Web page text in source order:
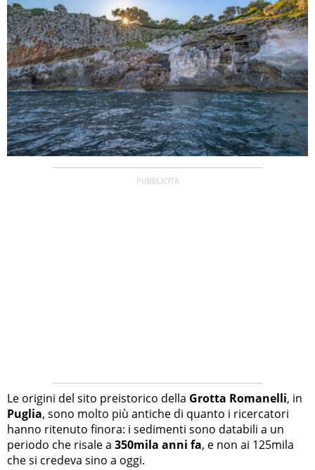
Le origini del sito preistorico della Grotta Romanelli, in
Puglia, sono molto più antiche di quanto i ricercatori
hanno ritenuto finora: i sedimenti sono databili a un
periodo che risale a 350mila anni fa, e non ai 125mila
che si credeva sino a oggi.